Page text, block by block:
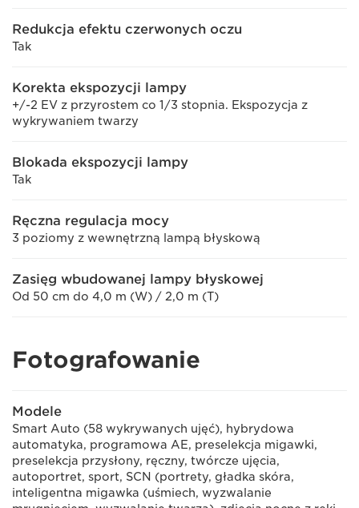
Redukcja efektu czerwonych oczu
Tak
Korekta ekspozycji lampy
+/-2 EV z przyrostem co 1/3 stopnia. Ekspozycja z
wykrywaniem twarzy
Blokada ekspozycji lampy
Tak
Ręczna regulacja mocy
3 poziomy z wewnętrzną lampą błyskową
Zasięg wbudowanej lampy błyskowej
Od 50 cm do 4,0 m (W) / 2,0 m (T)
Fotografowanie
Modele
Smart Auto (58 wykrywanych ujęć), hybrydowa
automatyka, programowa AE, preselekcja migawki,
preselekcja przysłony, ręczny, twórcze ujęcia,
autoportret, sport, SCN (portrety, gładka skóra,
inteligentna migawka (uśmiech, wyzwalanie